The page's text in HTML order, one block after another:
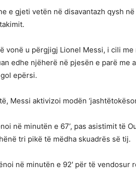
e gjeti vetën në disavantazh qysh
vonë u përgjigj Lionel Messi, i cili
edhe njëherë në pjesën e parë me
epërsi.
Messi aktivizoi modën
në minutën e 67’, pas asistimit të
tri pikë të mëdha skuadrës së tij.
në minutën e 92′ për të